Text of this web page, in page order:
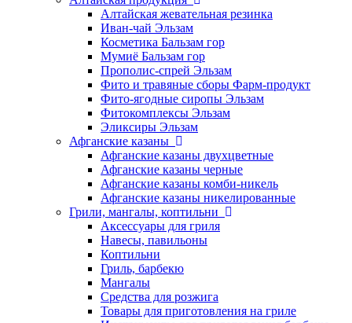
Алтайская жевательная резинка
Иван-чай Эльзам
Косметика Бальзам гор
Мумиё Бальзам гор
Прополис-спрей Эльзам
Фито и травяные сборы Фарм-продукт
Фито-ягодные сиропы Эльзам
Фитокомплексы Эльзам
Эликсиры Эльзам
Афганские казаны
Афганские казаны двухцветные
Афганские казаны черные
Афганские казаны комби-никель
Афганские казаны никелированные
Грили, мангалы, коптильни
Аксессуары для гриля
Навесы, павильоны
Коптильни
Гриль, барбекю
Мангалы
Средства для розжига
Товары для приготовления на гриле